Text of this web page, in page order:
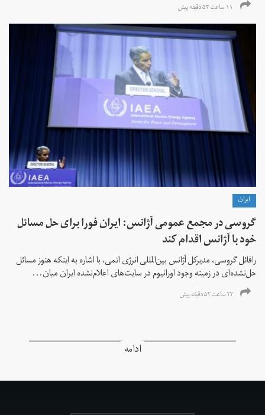
۱۱ ساعت ۵۳ دقیقه پیش
ايران
گروسی در مجمع عمومی آژانس: ایران فورا برای حل مسائل
خود با آژانس اقدام کند
رافائل گروسی، مدیرکل آژانس بین‌المللی انرژی اتمی، با اشاره به اینکه هنوز مسائل
حل‌نشده‌ای در زمینه وجود اورانیوم در سایت‌های اعلام‌نشده ایران میان...
۲۲ ساعت ۵۲ دقیقه پیش
ادامه